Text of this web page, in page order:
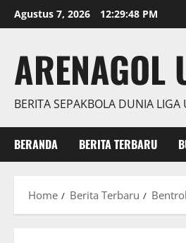
Skip
to
Agustus 7, 2026 12:29:49 PM
ARENAGOL
BERITA SEPAKBOLA DUNIA
BERANDA BERITA TERBARU
Home Berita Terbaru